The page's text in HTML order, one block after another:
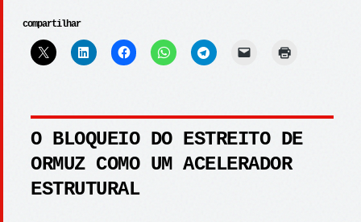
compartilhar
O BLOQUEIO DO ESTREITO DE
ORMUZ COMO UM ACELERADOR
ESTRUTURAL